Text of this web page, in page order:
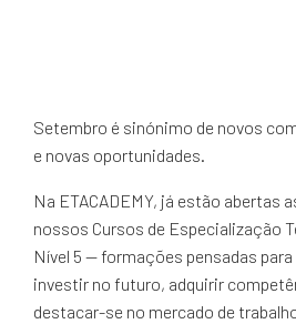
Setembro é sinónimo de novos
e novas oportunidades.
Na ETACADEMY, já estão abertas
nossos Cursos de Especialização
Nível 5 — formações pensadas
investir no futuro, adquirir
destacar-se no mercado de